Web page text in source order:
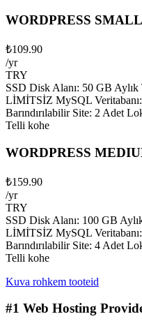
WORDPRESS SMALL
₺109.90
/yr
TRY
SSD Disk Alanı: 50 GB
LİMİTSİZ MySQL
Barındırılabilir Site: 2 Adet
Telli kohe
WORDPRESS
₺159.90
/yr
TRY
SSD Disk Alanı: 100 GB
LİMİTSİZ MySQL
Barındırılabilir Site: 4 Adet
Telli kohe
Kuva rohkem tooteid
#1 Web Hosting